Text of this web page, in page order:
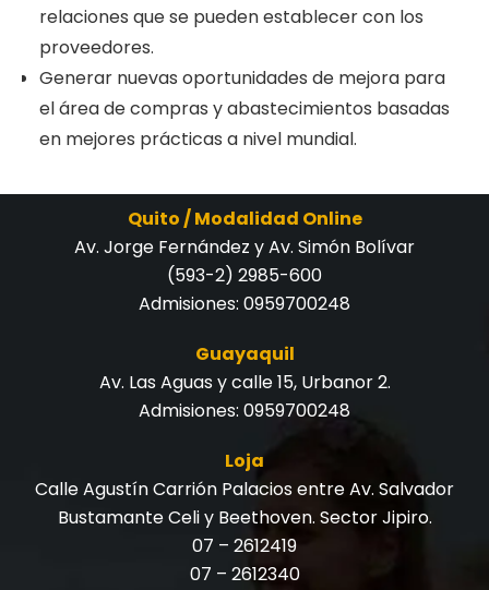
relaciones que se pueden establecer con los
proveedores.
Generar nuevas oportunidades de mejora para
el área de compras y abastecimientos basadas
en mejores prácticas a nivel mundial.
Quito / Modalidad Online
Av. Jorge Fernández y Av. Simón Bolívar
(593-2) 2985-600
Admisiones: 0959700248
Guayaquil
Av. Las Aguas y calle 15, Urbanor 2.
Admisiones: 0959700248
Loja
Calle Agustín Carrión Palacios entre Av. Salvador
Bustamante Celi y Beethoven. Sector Jipiro.
07 – 2612419
07 – 2612340